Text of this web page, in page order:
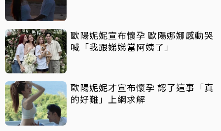
歐陽妮妮宣布懷孕 歐陽娜娜感動哭
喊「我跟娣娣當阿姨了」
歐陽妮妮才宣布懷孕 認了這事「真
的好難」上網求解